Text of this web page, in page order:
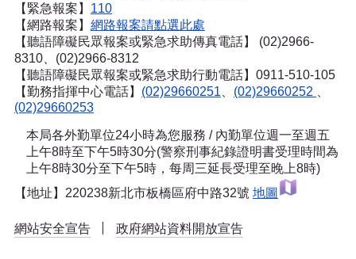
【緊急報案】 110
【網路報案】 網路報案請點選此處
【聽語障礙民眾報案或緊急求助傳真電話】
(02)2966-
8310、(02)2966-8312
【聽語障礙民眾報案或緊急求助行動電話】0911-510-105
【勤務指揮中心電話】 (02)29660251 (02)29660252
(02)29660253
本局各外勤單位24小時為您服務 / 內勤單位週一至週五
上午8時至下午5時30分(警察刑事紀錄證明書受理時間為
上午8時30分至下午5時，每周三延長受理至晚上8時)
【地址】220238新北市板橋區府中路32號 地圖
網站安全宣告 政府網站資料開放宣告